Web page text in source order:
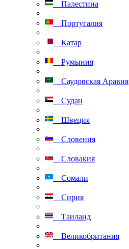
Палестина
Португалия
Катар
Румыния
Саудовская Аравия
Судан
Швеция
Словения
Словакия
Сомали
Сирия
Таиланд
Великобритания